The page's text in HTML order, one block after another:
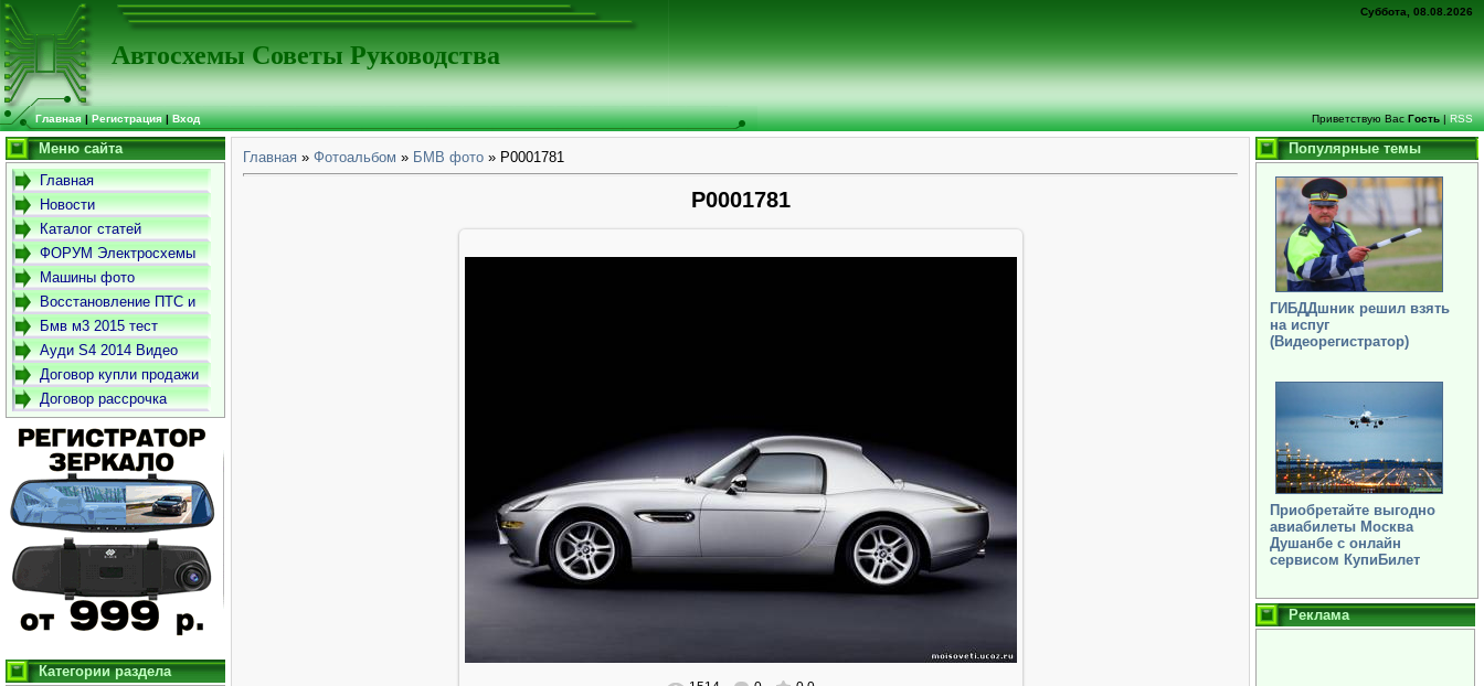
Суббота, 08.08.2026
Автосхемы Советы Руководства
Главная|Регистрация|Вход Приветствую Вас Гость|RSS
Меню сайта
Главная
Новости
Каталог статей
ФОРУМ Электросхемы
-Советы- Руководства
Машины фото
Восстановление ПТС и
СТСБмв м3 2015 тест
драйвАуди S4 2014 Видео
Договор купли продажи
автомобиля
Договор рассрочка
Категории раздела
Главная » Фотоальбом » БМВ фото » P0001781
P0001781
Популярные темы
ГИБДДшник решил взять
на испуг
(Видеорегистратор)
Приобретайте выгодно
авиабилеты Москва
Душанбе с онлайн
сервисом КупиБилет
Реклама